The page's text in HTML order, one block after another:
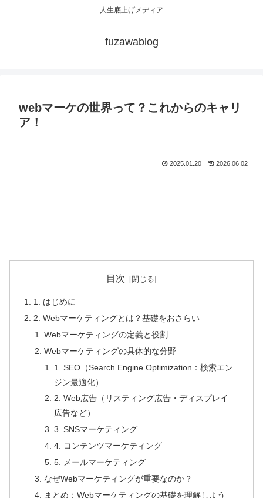
人生底上げメディア
fuzawablog
webマーケの世界って？これからのキャリ
ア！
2025.01.20 2026.06.02
目次
1. はじめに
2. Webマーケティングとは？基礎をおさらい
Webマーケティングの定義と役割
Webマーケティングの具体的な分野
1. SEO（Search Engine Optimization：検索エン
ジン最適化）
2. Web広告（リスティング広告・ディスプレイ
広告など）
3. SNSマーケティング
4. コンテンツマーケティング
5. メールマーケティング
なぜWebマーケティングが重要なのか？
まとめ：Webマーケティングの基礎を理解しよう